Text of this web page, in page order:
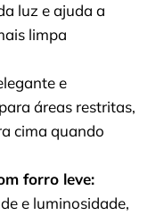
luz e ajuda a
limpa
e
áreas restritas,
cima quando
forro leve:
e luminosidade,